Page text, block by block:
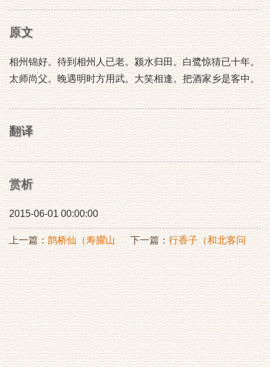
原文
相州锦好。待到相州人已老。颍水归田。白鹭惊猜已十年。
太师尚父。晚遇明时方用武。大笑相逢。把酒家乡是客中。
翻译
赏析
2015-06-01 00:00:00
上一篇：鹊桥仙（寿臞山
母）
下一篇：行香子（和北客问
梅，白氏，长安人）